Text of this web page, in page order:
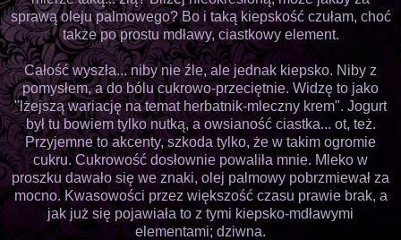
sprawą oleju palmowego? Bo i taką kiepskość czułam, choć
także po prostu mdławy, ciastkowy element.
Całość wyszła... niby nie źle, ale jednak kiepsko. Niby z
pomysłem, a do bólu cukrowo-przeciętnie. Widzę to jako
"lżejszą wariację na temat herbatnik-mleczny krem". Jogurt
był tu bowiem tylko nutką, a owsianość ciastka... ot, też.
Przyjemne to akcenty, szkoda tylko, że w takim ogromie
cukru. Cukrowość dosłownie powaliła mnie. Mleko w
proszku dawało się we znaki, olej palmowy pobrzmiewał za
mocno. Kwasowości przez większość czasu prawie brak, a
jak już się pojawiała to z tymi kiepsko-mdławymi
elementami; dziwna.